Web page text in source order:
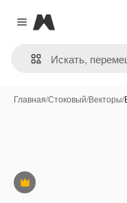
Close menu
Magnific
Главная/Стоковый/Векторы/
Премиум